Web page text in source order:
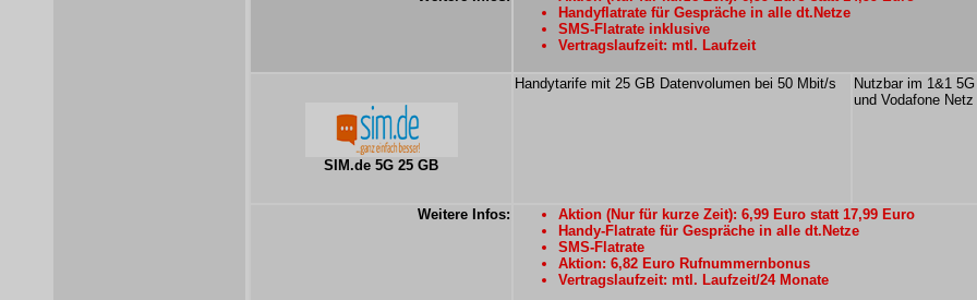
Handyflatrate für Gespräche in alle dt.Netze
SMS-Flatrate inklusive
Vertragslaufzeit: mtl. Laufzeit
SIM.de 5G 25 GB
Handytarife mit 25 GB Datenvolumen bei 50 Mbit/s
Nutzbar im 1&1
und Vodafone Netz
Weitere Infos:
Aktion (Nur für kurze Zeit): 6,99 Euro statt 17,99 Euro
Handy-Flatrate für Gespräche in alle dt.Netze
SMS-Flatrate
Aktion: 6,82 Euro Rufnummernbonus
Vertragslaufzeit: mtl. Laufzeit/24 Monate